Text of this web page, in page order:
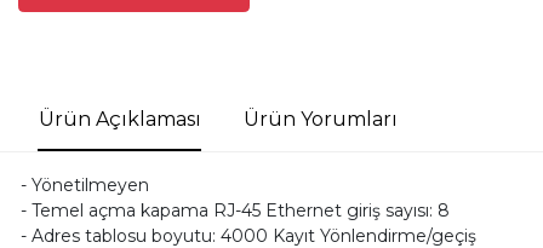
Ürün Açıklaması Ürün Yorumları
- Yönetilmeyen
- Temel açma kapama RJ-45 Ethernet giriş sayısı: 8
- Adres tablosu boyutu: 4000 Kayıt Yönlendirme/geçiş